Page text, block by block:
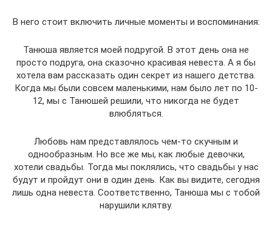
В него стоит включить личные моменты и воспоминания:
Танюша является моей подругой. В этот день она не
просто подруга, она сказочно красивая невеста. А я бы
хотела вам рассказать один секрет из нашего детства.
Когда мы были совсем маленькими, нам было лет по 10-
12, мы с Танюшей решили, что никогда не будет
влюбляться.
Любовь нам представлялось чем-то скучным и
однообразным. Но все же мы, как любые девочки,
хотели свадьбы. Тогда мы поклялись, что свадьбы у нас
будут и пройдут они в один день. Как вы видите, сегодня
лишь одна невеста. Соответственно, Танюша мы с тобой
нарушили клятву.